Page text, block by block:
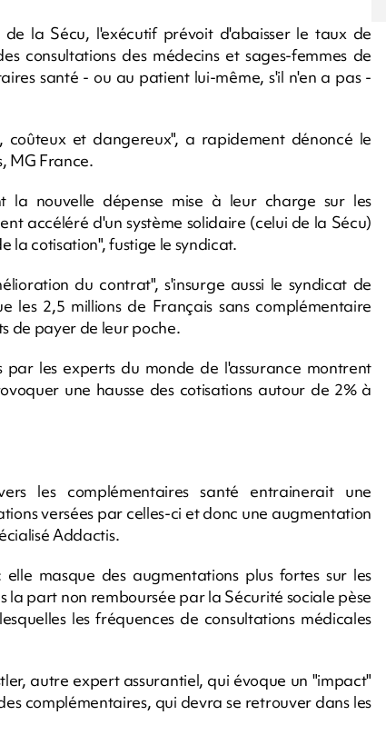
la Sécu, l'exécutif prévoit d'abaisser le taux de
consultations des médecins et sages-femmes de
santé - ou au patient lui-même, s'il n'en a pas -
coûteux et dangereux", a rapidement dénoncé le
MG France.
la nouvelle dépense mise à leur charge sur les
accéléré d'un système solidaire (celui de la Sécu)
la cotisation", fustige le syndicat.
du contrat", s'insurge aussi le syndicat de
les 2,5 millions de Français sans complémentaire
de payer de leur poche.
par les experts du monde de l'assurance montrent
une hausse des cotisations autour de 2% à
les complémentaires santé entrainerait une
versées par celles-ci et donc une augmentation
Addactis.
masque des augmentations plus fortes sur les
la part non remboursée par la Sécurité sociale pèse
les fréquences de consultations médicales
autre expert assurantiel, qui évoque un "impact"
complémentaires, qui devra se retrouver dans les